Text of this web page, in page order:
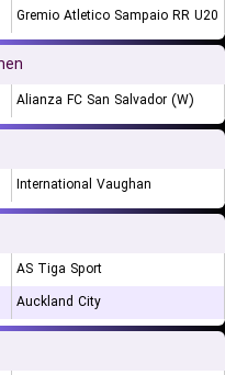
Gremio Atletico Sampaio RR U20
Alianza FC San Salvador (W)
International Vaughan
AS Tiga Sport
Auckland City